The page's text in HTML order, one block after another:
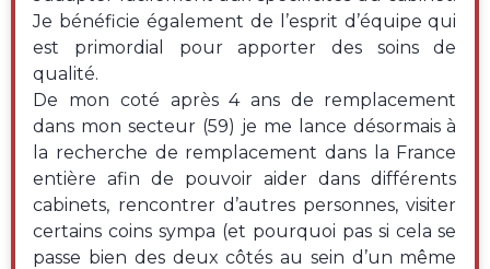
Je bénéficie également de l’esprit d’équipe qui
est primordial pour apporter des soins de
qualité.
De mon coté après 4 ans de remplacement
dans mon secteur (59) je me lance désormais à
la recherche de remplacement dans la France
entière afin de pouvoir aider dans différents
cabinets, rencontrer d’autres personnes, visiter
certains coins sympa (et pourquoi pas si cela se
passe bien des deux côtés au sein d’un même